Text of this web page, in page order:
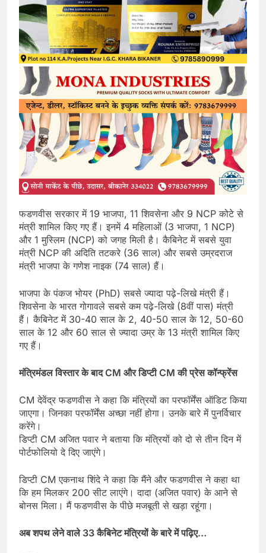
फडणवीस सरकार में 19 भाजपा, 11 शिवसेना और 9 NCP कोटे से
मंत्री शामिल किए गए हैं। इनमें 4 महिलाओं (3 भाजपा, 1 NCP)
और 1 मुस्लिम (NCP) को जगह मिली है। कैबिनेट में सबसे युवा
मंत्री NCP की अदिति तटकरे (36 साल) और सबसे उम्रदराज
मंत्री भाजपा के गणेश नाइक (74 साल) हैं।
भाजपा के पंकज भोयर (PhD) सबसे ज्यादा पढ़े-लिखे मंत्री हैं।
शिवसेना के भारत गोगावले सबसे कम पढ़े-लिखे (8वीं पास) मंत्री
हैं। कैबिनेट में 30-40 साल के 2, 40-50 साल के 12, 50-60
साल के 12 और 60 साल से ज्यादा उम्र के 13 मंत्री शामिल किए
गए हैं।
मंत्रिमंडल विस्तार के बाद CM और डिप्टी CM की प्रेस कॉन्फ्रेंस
CM देवेंद्र फडणवीस ने कहा कि मंत्रियों का परफॉर्मेंस ऑडिट किया
जाएगा। जिनका परफॉर्मेंस अच्छा नहीं होगा। उनके बारे में पुनर्विचार
करेंगे।
डिप्टी CM अजित पवार ने बताया कि मंत्रियों को दो से तीन दिन में
पोर्टफोलियो दे दिए जाएंगे।
डिप्टी CM एकनाथ शिंदे ने कहा कि मैंने और फडणवीस ने कहा था
कि हम मिलकर 200 सीट लाएंगे। दादा (अजित पवार) के आने से
बोनस मिला। मैं फडणवीस के पीछे मजबूती से खड़ा रहूंगा।
अब शपथ लेने वाले 33 कैबिनेट मंत्रियों के बारे में पढ़िए…